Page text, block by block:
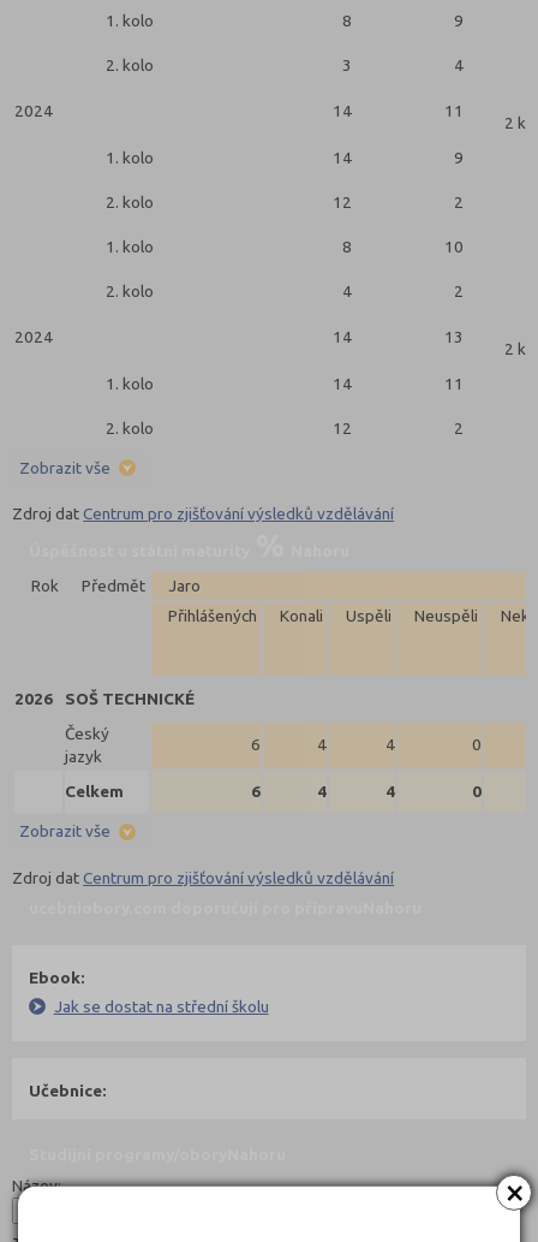
×
1. kolo
8 9
2. kolo 3 4
2024 14 11
2
1. kolo
14 9
2. kolo 12 2
1. kolo 8 10
2. kolo 4 2
2024 14 13
2
1. kolo
14 11
2. kolo 12 2
Zobrazit vše
Zdroj datCentrum pro zjišťování výsledků vzdělávání
Rok
Předmět
Jaro
Přihlášených
Konali Uspěli Neuspěli
2026
SOŠ TECHNICKÉ
Český
jazyk
6 4 4 0
Celkem 6 4 4 0
Zobrazit vše
Zdroj datCentrum pro zjišťování výsledků vzdělávání
Ebook:
Jak se dostat na střední školu
Učebnice:
Název: